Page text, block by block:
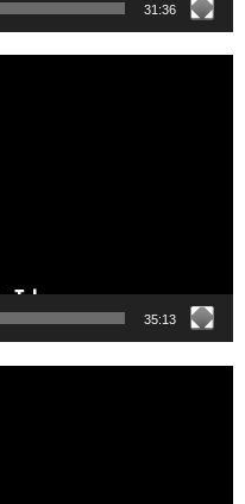
31:36
35:13